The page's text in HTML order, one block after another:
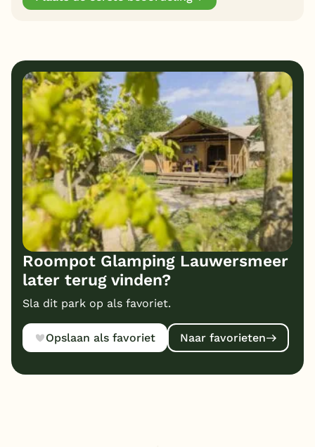
Roompot Glamping Lauwersmeer
later terug vinden?
Sla dit park op als favoriet.
Opslaan als favoriet Naar favorieten